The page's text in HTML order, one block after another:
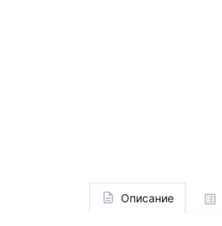
Описание